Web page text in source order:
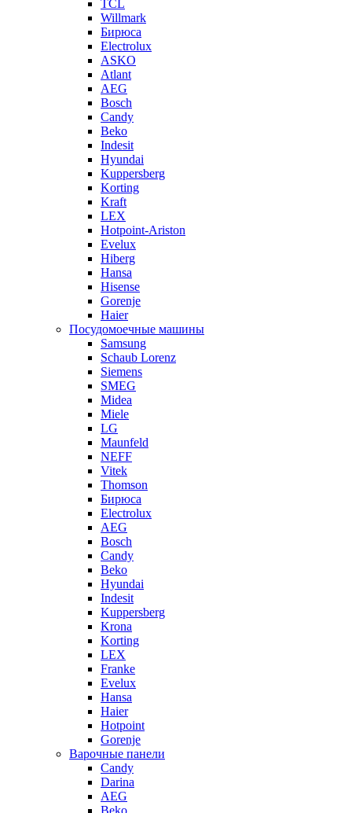
TCL
Willmark
Бирюса
Electrolux
ASKO
Atlant
AEG
Bosch
Candy
Beko
Indesit
Hyundai
Kuppersberg
Korting
Kraft
LEX
Hotpoint-Ariston
Evelux
Hiberg
Hansa
Hisense
Gorenje
Haier
Посудомоечные машины
Samsung
Schaub Lorenz
Siemens
SMEG
Midea
Miele
LG
Maunfeld
NEFF
Vitek
Thomson
Бирюса
Electrolux
AEG
Bosch
Candy
Beko
Hyundai
Indesit
Kuppersberg
Krona
Korting
LEX
Franke
Evelux
Hansa
Haier
Hotpoint
Gorenje
Варочные панели
Candy
Darina
AEG